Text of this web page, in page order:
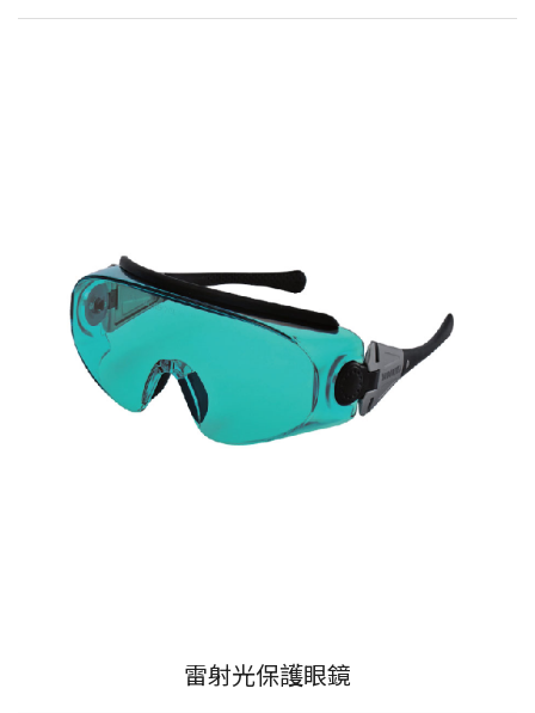
雷射光保護眼鏡